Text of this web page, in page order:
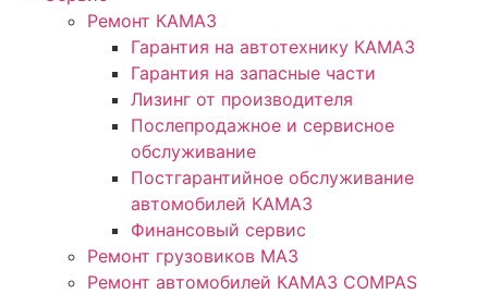
Ремонт КАМАЗ
Гарантия на автотехнику КАМАЗ
Гарантия на запасные части
Лизинг от производителя
Послепродажное и сервисное
обслуживание
Постгарантийное обслуживание
автомобилей КАМАЗ
Финансовый сервис
Ремонт грузовиков МАЗ
Ремонт автомобилей КАМАЗ COMPAS